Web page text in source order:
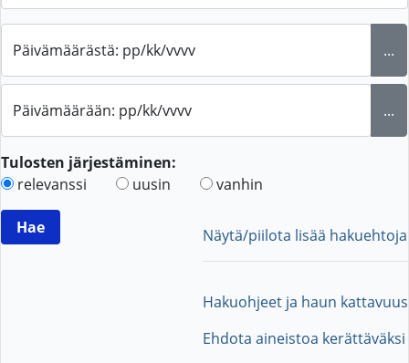
Päivämäärästä: pp/kk/vvvv ...
Päivämäärään: pp/kk/vvvv ...
Tulosten järjestäminen:
relevanssi
uusin vanhin
Näytä/piilota lisää hakuehtoja
Hakuohjeet ja haun kattavuus
Ehdota aineistoa kerättäväksi